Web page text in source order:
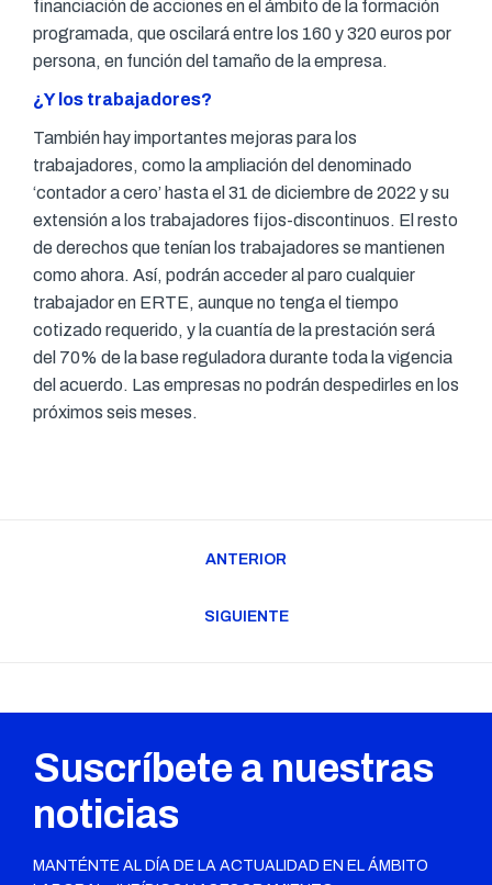
financiación de acciones en el ámbito de la formación
programada, que oscilará entre los 160 y 320 euros por
persona, en función del tamaño de la empresa.
¿Y los trabajadores?
También hay importantes mejoras para los
trabajadores, como la ampliación del denominado
‘contador a cero’ hasta el 31 de diciembre de 2022 y su
extensión a los trabajadores fijos-discontinuos. El resto
de derechos que tenían los trabajadores se mantienen
como ahora. Así, podrán acceder al paro cualquier
trabajador en ERTE, aunque no tenga el tiempo
cotizado requerido, y la cuantía de la prestación será
del 70% de la base reguladora durante toda la vigencia
del acuerdo. Las empresas no podrán despedirles en los
próximos seis meses.
ANTERIOR
SIGUIENTE
Suscríbete a nuestras
noticias
MANTÉNTE AL DÍA DE LA ACTUALIDAD EN EL ÁMBITO